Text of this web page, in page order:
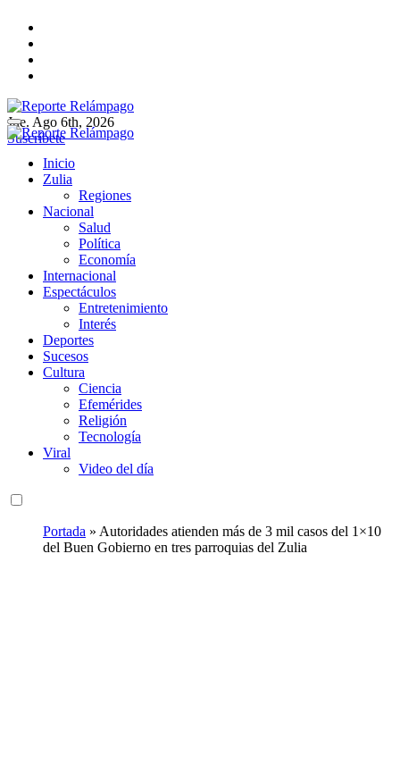
contenido
Reporte Relámpago
Claridad y rigor en cada noticia
Jue. Ago 6th, 2026
Suscríbete
Reporte Relámpago
Claridad y rigor en cada noticia
Inicio
Zulia
Regiones
Nacional
Salud
Política
Economía
Internacional
Espectáculos
Entretenimiento
Interés
Deportes
Sucesos
Cultura
Ciencia
Efemérides
Religión
Tecnología
Viral
Video del día
Portada » Autoridades atienden más de 3 mil casos del 1×10
del Buen Gobierno en tres parroquias del Zulia